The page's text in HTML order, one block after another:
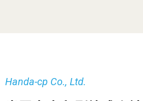
Handa-cp Co., Ltd.